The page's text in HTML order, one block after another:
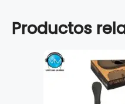
Productos